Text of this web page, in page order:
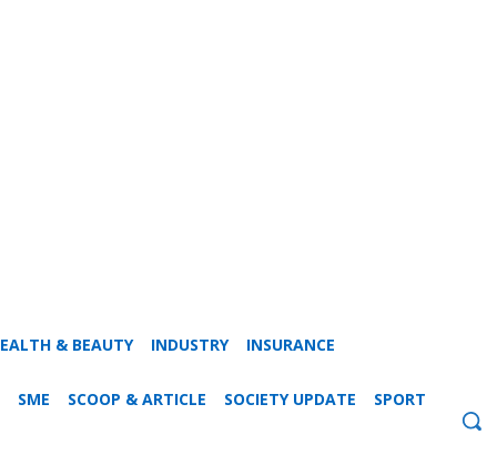
& BEAUTY INDUSTRY INSURANCE
SME SCOOP & ARTICLE SOCIETY UPDATE SPORT